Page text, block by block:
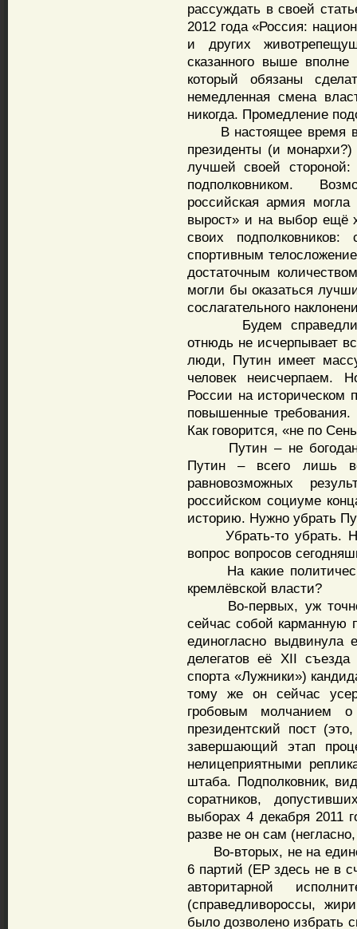
рассуждать в своей
2012 года «Россия:
и других
сказанного выше вполне
который обязаны
немедленная смена
никогда. Промедление
В настоящее время в
президенты (и
лучшей своей
подполковником.
российская армия
вырост» и на выбор ещё
своих
спортивным
достаточным
могли бы оказаться
сослагательного
Будем справедливы:
отнюдь не исчерпывает
люди, Путин имеет
человек неисчерпаем.
России на историческом
повышенные требования.
Как говорится, «не по
Путин – не
Путин – всего лишь
равновозможных
российском социуме
историю. Нужно убрать
Убрать-то убрать. Но
вопрос вопросов
На какие
кремлёвской власти?
Во-первых, уж точно
сейчас собой карманную
единогласно выдвинула
делегатов её XII
спорта «Лужники»)
тому же он сейчас
гробовым молчанием
президентский пост
завершающий этап
нелицеприятными
штаба. Подполковник,
соратников,
выборах 4 декабря 2011
разве не он сам
Во-вторых, не на
6 партий (ЕР здесь не в
авторитарной
(справедливороссы,
было дозволено избрать